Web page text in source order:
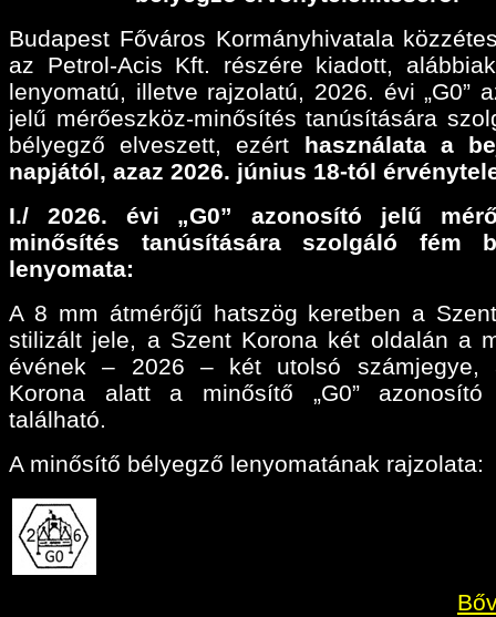
Budapest Főváros Kormányhivatala
az Petrol-Acis Kft. részére kiadott,
lenyomatú, illetve rajzolatú, 2026. évi „G0”
jelű mérőeszköz-minősítés tanúsítására
bélyegző elveszett, ezért használata a
napjától, azaz 2026. június 18-tól
I./ 2026. évi „G0” azonosító jelű
minősítés tanúsítására szolgáló fém
lenyomata:
A 8 mm átmérőjű hatszög keretben a
stilizált jele, a Szent Korona két oldalán a
évének – 2026 – két utolsó számjegye,
Korona alatt a minősítő „G0” azonosító
található.
A minősítő bélyegző lenyomatának rajzolata: